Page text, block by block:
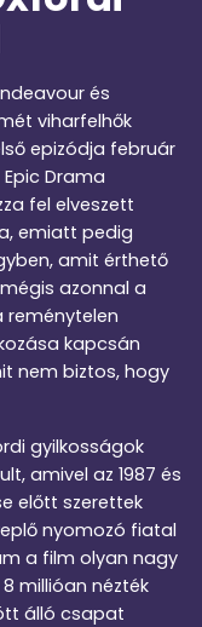
és
viharfelhők
epizódja február
Drama
fel elveszett
emiatt pedig
amit érthető
azonnal a
reménytelen
kapcsán
nem biztos, hogy
gyilkosságok
amivel az 1987 és
előtt szerettek
nyomozó fiatal
a film olyan nagy
millióan nézték
álló csapat